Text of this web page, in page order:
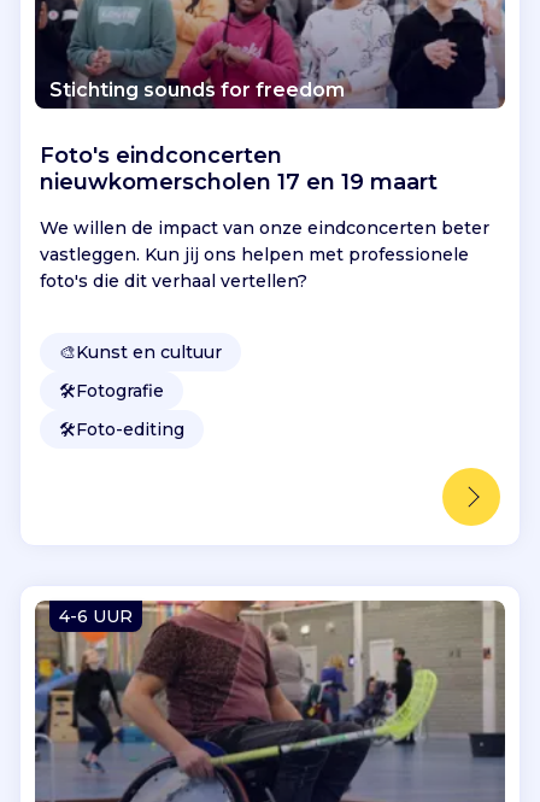
Stichting sounds for freedom
Foto's eindconcerten
nieuwkomerscholen 17 en 19 maart
We willen de impact van onze eindconcerten beter
vastleggen. Kun jij ons helpen met professionele
foto's die dit verhaal vertellen?
🎨Kunst en cultuur
🛠️Fotografie
🛠️Foto-editing
4-6 UUR